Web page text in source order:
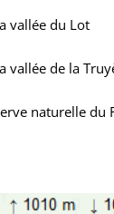
vallée du Lot
vallée de la
naturelle du